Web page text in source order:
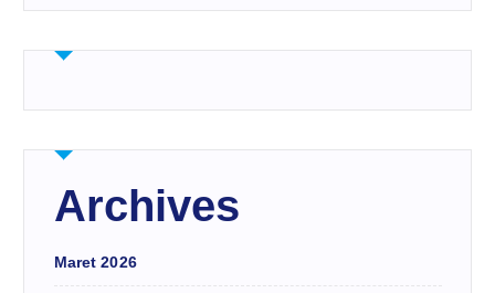
Archives
Maret 2026